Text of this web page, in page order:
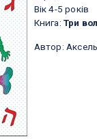
Вік 4-5 років
Книга: Три
Автор: